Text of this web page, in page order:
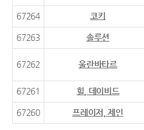
67264 코키
67263 솔루션
67262 울란바타르
67261 힐, 데이비드
67260 프레이저, 제인